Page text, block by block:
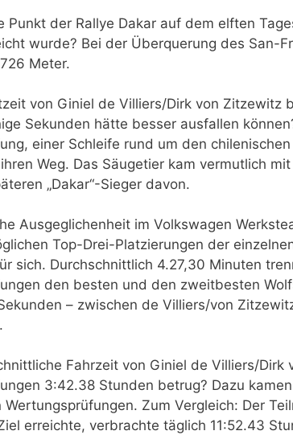
Punkt der Rallye Dakar auf dem elften
wurde? Bei der Überquerung des San-
Meter.
von Giniel de Villiers/Dirk von Zitzewitz
Sekunden hätte besser ausfallen
einer Schleife rund um den
Weg. Das Säugetier kam vermutlich
„Dakar“-Sieger davon.
Ausgeglichenheit im Volkswagen
Top-Drei-Platzierungen der
sich. Durchschnittlich 4.27,30 Minuten
den besten und den zweitbesten
– zwischen de Villiers/von
Fahrzeit von Giniel de Villiers/Dirk
3:42.38 Stunden betrug? Dazu
Wertungsprüfungen. Zum Vergleich: Der
erreichte, verbrachte täglich 11:52.43